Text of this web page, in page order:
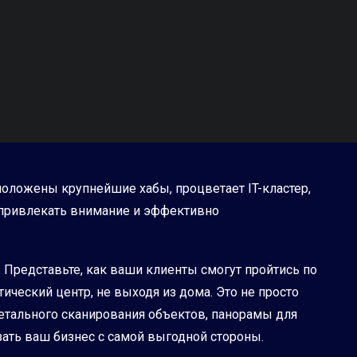
крупнейшие хабы, процветает IT-кластер,
внимание и эффективно
как ваши клиенты смогут пройтись по
центр, не выходя из дома. Это не просто
сканирования объектов, панорамы для
ваш бизнес с самой выгодной стороны.